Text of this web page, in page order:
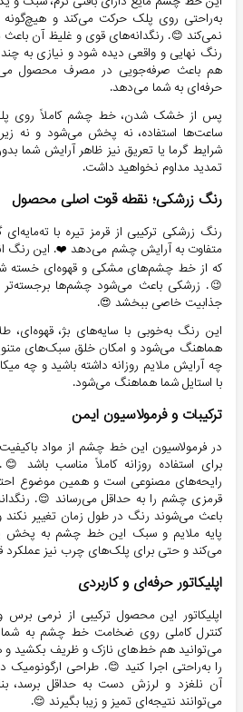
به‌راحتی روی پلک حرکت می‌کند و هیچ‌گونه
نمی‌کند 😊. رنگدانه‌های قوی و غلیظ آن باعث
رنگ نهایی و واقعی دیده شود و نیازی به چند
هم باعث صرفه‌جویی در مصرف محصول
حرفه‌ای به شما می‌دهد.
پس از خشک شدن، خط چشم کاملاً روی
ساعت‌ها استفاده، نه پخش می‌شود و نه
شرایط گرما یا تعریق نیز ظاهر آرایش شما
تمدید مداوم نخواهید داشت.
رنگ زرشکی؛ نقطه قوت اصلی محصول
رنگ زرشکی ترکیبی از قرمز تیره با
متفاوت به آرایش چشم می‌دهد ❤️. این رنگ
که از خط چشم‌های مشکی و قهوه‌ای خسته
😉. زرشکی باعث می‌شود چشم‌ها برجسته‌تر
جذابیت خاصی ببخشد 😍.
این رنگ به‌خوبی با سایه‌های بژ، قهوه‌ای،
هماهنگ می‌شود و امکان خلق سبک‌های
چه آرایش ملایم روزانه داشته باشید و چه
با استایل شما هماهنگ می‌شود.
ترکیبات و فرمولاسیون ایمن
در فرمولاسیون این خط چشم از مواد
برای استفاده روزانه کاملاً مناسب باشد
رایحه‌های مصنوعی است و همین موضوع
قرمزی چشم را به حداقل می‌رساند 😌.
باعث می‌شوند رنگ در طول زمان تغییر نکند
پایه ملایم و سبک این خط چشم به
می‌کند و حتی برای پلک‌های چرب نیز عملکرد
اپلیکاتور حرفه‌ای و کاربردی
اپلیکاتور این محصول ترکیبی از نرمی
کنترل کاملی روی ضخامت خط چشم به شما
می‌توانید هم خط‌های نازک و ظریف بکشید
را به‌راحتی اجرا کنید 😊. طراحی
آن نلغزد و لرزش دست به حداقل برسد،
می‌توانند نتیجه‌ای تمیز و زیبا بگیرند 😌.